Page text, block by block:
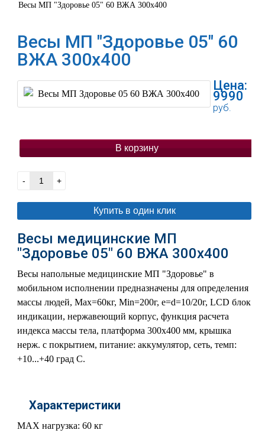
Весы МП "Здоровье 05" 60 ВЖА 300х400
Весы МП "Здоровье 05" 60
ВЖА 300х400
Цена:
9990
руб.
В корзину
- +
Купить в один клик
Весы медицинские МП
"Здоровье 05" 60 ВЖА 300х400
Весы напольные медицинские МП "Здоровье" в
мобильном исполнении предназначены для определения
массы людей, Мах=60кг, Min=200г, e=d=10/20г, LCD блок
индикации, нержавеющий корпус, функция расчета
индекса массы тела, платформа 300х400 мм, крышка
нерж. с покрытием, питание: аккумулятор, сеть, темп:
+10...+40 град С.
Характеристики
MAX нагрузка: 60 кг